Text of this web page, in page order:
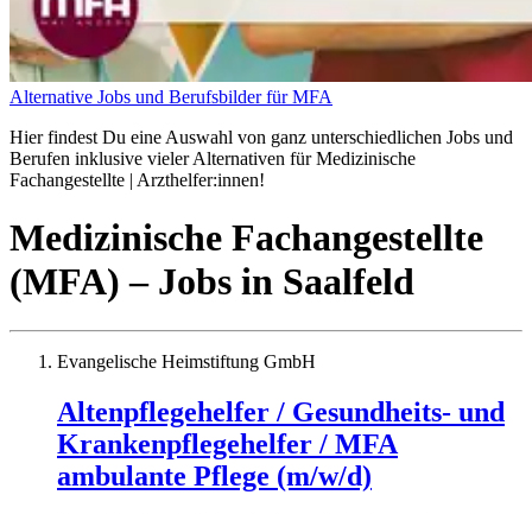
Alternative Jobs und Berufsbilder für MFA
Hier findest Du eine Auswahl von ganz unterschiedlichen Jobs und
Berufen inklusive vieler Alternativen für Medizinische
Fachangestellte | Arzthelfer:innen!
Medizinische Fachangestellte
(MFA) – Jobs in Saalfeld
Evangelische Heimstiftung GmbH
Altenpflegehelfer / Gesundheits- und
Krankenpflegehelfer / MFA
ambulante Pflege (m/w/d)